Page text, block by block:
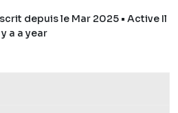
depuis le Mar 2025 • Active Il
y a a year